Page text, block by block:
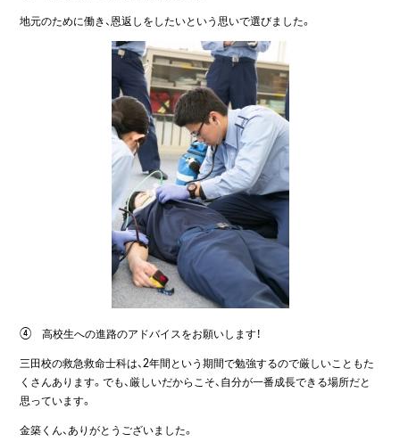
地元のために働き、恩返しをしたいという思いで選びました。
④ 高校生への進路のアドバイスをお願いします！
三田校の救急救命士科は、2年間という期間で勉強するので厳しいこともた
くさんあります。でも、厳しいだからこそ、自分が一番成長できる場所だと
思っています。
金築くん、ありがとうございました。